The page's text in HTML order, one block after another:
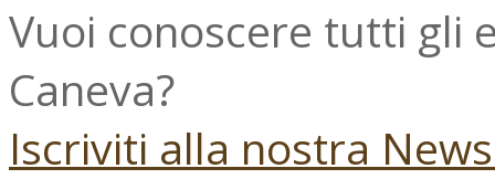
Vuoi conoscere tutti gli
Caneva?
Iscriviti alla nostra